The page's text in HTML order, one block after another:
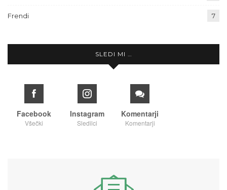
Frendi 7
SLEDI MI …
Facebook
Všečki
Instagram
Sledilci
Komentarji
Komentarji